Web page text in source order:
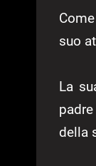
suo
La
della